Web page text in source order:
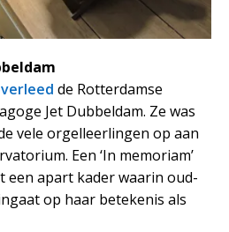
de Rotterdamse
Jet Dubbeldam. Ze was
vele orgelleerlingen op aan
Een ‘In memoriam’
een apart kader waarin oud-
op haar betekenis als